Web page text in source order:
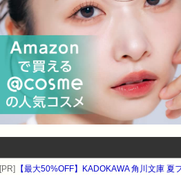
[PR] 【最大50%OFF】KADOKAWA 角川文庫